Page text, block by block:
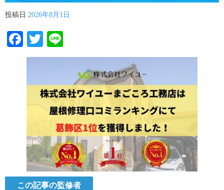
投稿日 2026年8月1日
Facebook
Twitter
この記事の監修者